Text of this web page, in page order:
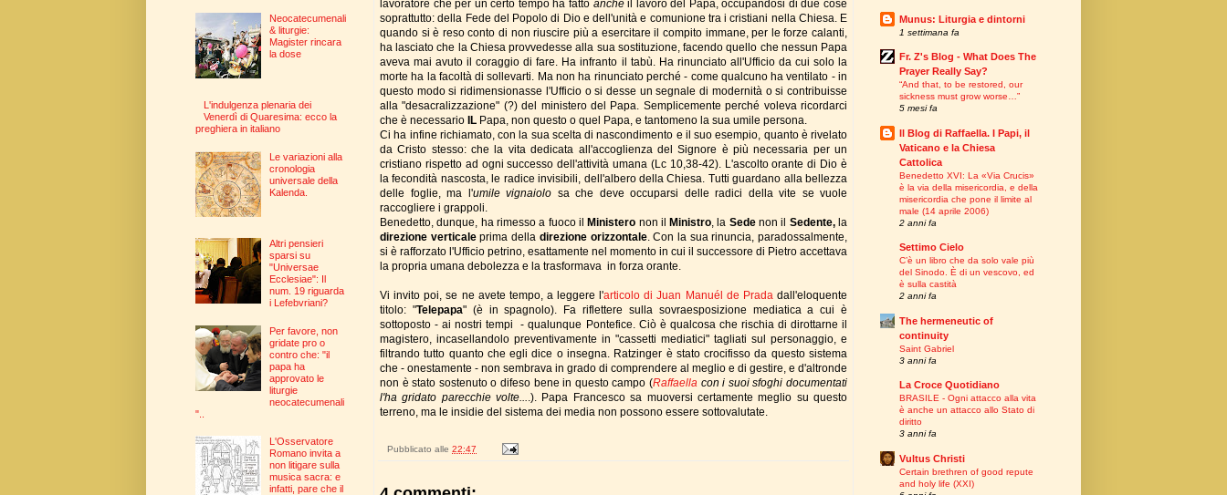
lavoratore che per un certo tempo ha fatto ancheil lavoro del Papa, occupandosi di due cose
soprattutto: della Fede del Popolo di Dio e dell'unità e comunione tra i cristiani nella Chiesa. E
quando si è reso conto di non riuscire più a esercitare il compito immane, per le forze calanti,
ha lasciato che la Chiesa provvedesse alla sua sostituzione, facendo quello che nessun Papa
aveva mai avuto il coraggio di fare. Ha infranto il tabù. Ha rinunciato all'Ufficio da cui solo la
morte ha la facoltà di sollevarti. Ma non ha rinunciato perché - come qualcuno ha ventilato - in
questo modo si ridimensionasse l'Ufficio o si desse un segnale di modernità o si contribuisse
alla "desacralizzazione" (?) del ministero del Papa. Semplicemente perché voleva ricordarci
che è necessario IL Papa, non questo o quel Papa, e tantomeno la sua umile persona.
Ci ha infine richiamato, con la sua scelta di nascondimento e il suo esempio, quanto è rivelato
da Cristo stesso: che la vita dedicata all'accoglienza del Signore è più necessaria per un
cristiano rispetto ad ogni successo dell'attività umana (Lc 10,38-42). L'ascolto orante di Dio è
la fecondità nascosta, le radice invisibili, dell'albero della Chiesa. Tutti guardano alla bellezza
delle foglie, ma l'umile vignaiolo sa che deve occuparsi delle radici della vite se vuole
raccogliere i grappoli.
Benedetto, dunque, ha rimesso a fuoco ilMinistero non ilMinistro , la Sedenon il Sedente, la
direzione verticaleprima della direzione orizzontale. Con la sua rinuncia, paradossalmente,
si è rafforzato l'Ufficio petrino, esattamente nel momento in cui il successore di Pietro accettava
la propria umana debolezza e la trasformava in forza orante.
Vi invito poi, se ne avete tempo, a leggere l'articolo di Juan Manuél de Prada dall'eloquente
titolo: "Telepapa" (è in spagnolo). Fa riflettere sulla sovraesposizione mediatica a cui è
sottoposto - ai nostri tempi - qualunque Pontefice. Ciò è qualcosa che rischia di dirottarne il
magistero, incasellandolo preventivamente in "cassetti mediatici" tagliati sul personaggio, e
filtrando tutto quanto che egli dice o insegna. Ratzinger è stato crocifisso da questo sistema
che - onestamente - non sembrava in grado di comprendere al meglio e di gestire, e d'altronde
non è stato sostenuto o difeso bene in questo campo (Raffaella con i suoi sfoghi documentati
l'ha gridato parecchie volte...
.). Papa Francesco sa muoversi certamente meglio su questo
terreno, ma le insidie del sistema dei media non possono essere sottovalutate.
Pubblicato alle 22:47
Neocatecumenali
& liturgie:
Magister rincara
la dose
L'indulgenza plenaria dei
Venerdì di Quaresima: ecco la
preghiera in italiano
Le variazioni alla
cronologia
universale della
Kalenda.
Altri pensieri
sparsi su
"Universae
Ecclesiae": Il
num. 19 riguarda
i Lefebvriani?
Per favore, non
gridate pro o
contro che: "il
papa ha
approvato le
liturgie
neocatecumenali
"..
L'Osservatore
Romano invita a
non litigare sulla
musica sacra: e
infatti, pare che il
Munus: Liturgia e dintorni
1 settimana fa
Fr. Z's Blog - What Does The
Prayer Really Say?
“And that, to be restored, our
sickness must grow worse…”
5 mesi fa
Il Blog di Raffaella. I Papi, il
Vaticano e la Chiesa
Cattolica
Benedetto XVI: La «Via Crucis»
è la via della misericordia, e della
misericordia che pone il limite al
male (14 aprile 2006)
2 anni fa
Settimo Cielo
C’è un libro che da solo vale più
del Sinodo. È di un vescovo, ed
è sulla castità
2 anni fa
The hermeneutic of
continuity
Saint Gabriel
3 anni fa
La Croce Quotidiano
BRASILE - Ogni attacco alla vita
è anche un attacco allo Stato di
diritto
3 anni fa
Vultus Christi
Certain brethren of good repute
and holy life (XXI)